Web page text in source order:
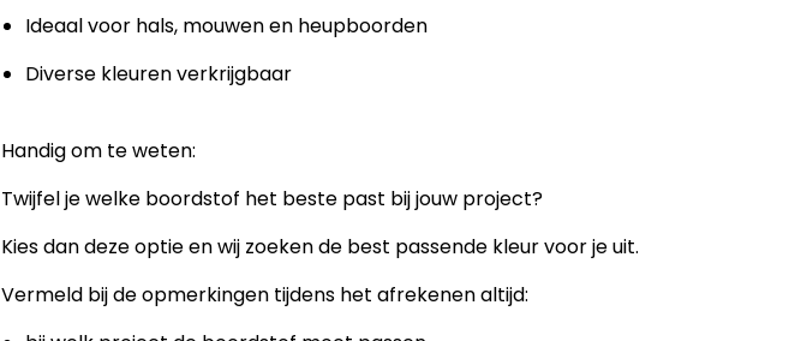
Ideaal voor hals, mouwen en heupboorden
Diverse kleuren verkrijgbaar
Handig om te weten:
Twijfel je welke boordstof het beste past bij jouw project?
Kies dan deze optie en wij zoeken de best passende kleur voor je uit.
Vermeld bij de opmerkingen tijdens het afrekenen altijd: